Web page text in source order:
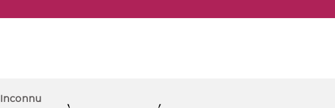
Inconnu